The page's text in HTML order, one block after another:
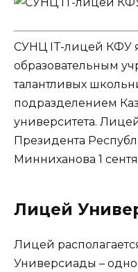
СУНЦ IT-лицей КФУ
образовательным
талантливых
подразделением
университета.
Президента
Минниханова 1
Лицей
Лицей
Универсиады –